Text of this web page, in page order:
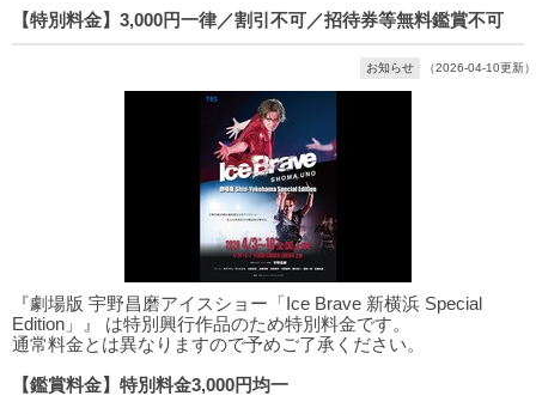
【特別料金】3,000円一律／割引不可／招待券等無料鑑賞不可
お知らせ （2026-04-10更新）
『劇場版 宇野昌磨アイスショー「Ice Brave 新横浜 Special
Edition」』 は特別興行作品のため特別料金です。
通常料金とは異なりますので予めご了承ください。
【鑑賞料金】特別料金3,000円均一